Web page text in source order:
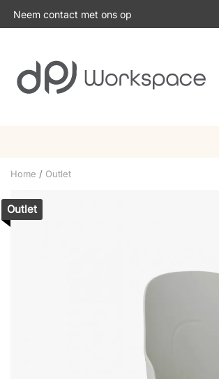
Neem contact met ons op
Home Outlet
Outlet